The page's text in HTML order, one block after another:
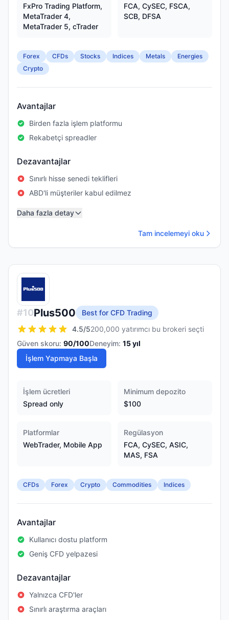
FxPro Trading Platform,
MetaTrader 4,
MetaTrader 5, cTrader
FCA, CySEC, FSCA,
SCB, DFSA
Forex CFDs Stocks Indices Metals
Energies
Crypto
Avantajlar
Birden fazla işlem platformu
Rekabetçi spreadler
Dezavantajlar
Sınırlı hisse senedi teklifleri
ABD'li müşteriler kabul edilmez
Daha fazla detay
Tam incelemeyi oku
#10Plus500
Best for CFD Trading
4.5/5200,000 yatırımcı bu brokeri seçti
Güven skoru: 90/100Deneyim: 15yıl
İşlem Yapmaya Başla
İşlem ücretleri
Spread only
Minimum depozito
$100
Platformlar
WebTrader, Mobile App
Regülasyon
FCA, CySEC, ASIC,
MAS, FSA
CFDs Forex Crypto Commodities Indices
Avantajlar
Kullanıcı dostu platform
Geniş CFD yelpazesi
Dezavantajlar
Yalnızca CFD'ler
Sınırlı araştırma araçları